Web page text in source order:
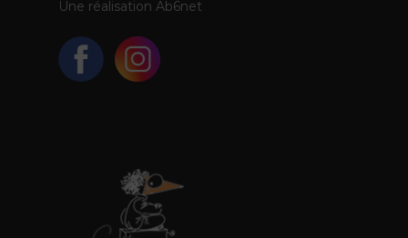
Une réalisation Ab6net